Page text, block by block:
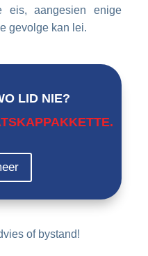
eis, aangesien enige
gevolge kan lei.
LID NIE?
of bystand!